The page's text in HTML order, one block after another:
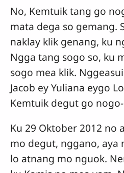
No, Kemtuik tang go
mata dega so gemang.
naklay klik genang, ku
Ngga tang sogo so, ku
sogo mea klik.
Jacob ey Yuliana eygo
Kemtuik degut go
Ku 29 Oktober 2012 no
mo degut, nggano, aya
lo atnang mo nguok.